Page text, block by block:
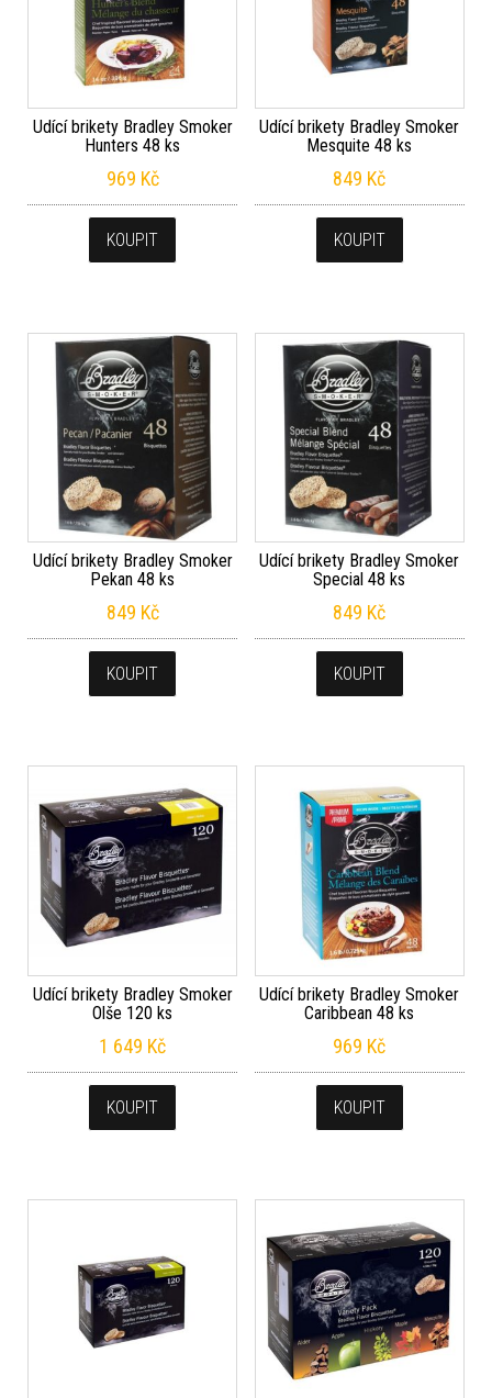
Udící brikety Bradley Smoker
Hunters 48 ks
969 Kč
KOUPIT
Udící brikety Bradley Smoker
Mesquite 48 ks
849 Kč
KOUPIT
Udící brikety Bradley Smoker
Pekan 48 ks
849 Kč
KOUPIT
Udící brikety Bradley Smoker
Special 48 ks
849 Kč
KOUPIT
Udící brikety Bradley Smoker
Olše 120 ks
1 649 Kč
KOUPIT
Udící brikety Bradley Smoker
Caribbean 48 ks
969 Kč
KOUPIT